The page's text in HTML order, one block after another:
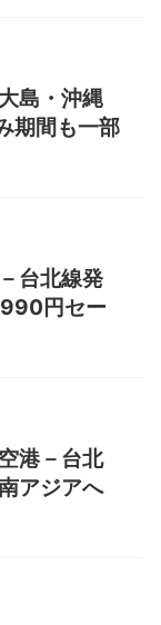
島・沖縄
期間も一部
台北線発
円セー
港－台北
アジアへ